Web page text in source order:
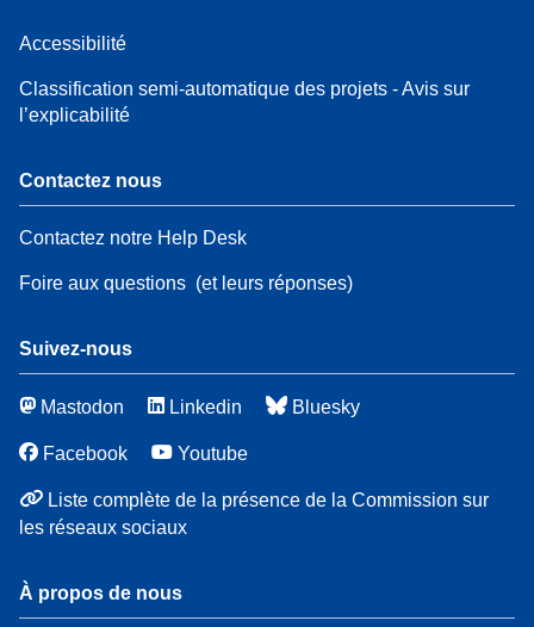
Accessibilité
Classification semi-automatique des projets - Avis sur
l’explicabilité
Contactez nous
Contactez notre Help Desk
Foire aux questions (et leurs réponses)
Suivez-nous
Mastodon Linkedin Bluesky
Facebook Youtube
Liste complète de la présence de la Commission sur
les réseaux sociaux
À propos de nous